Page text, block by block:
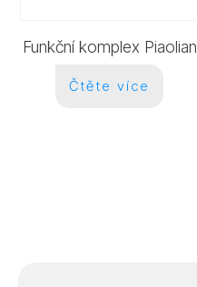
Funkční komplex Piaolian
Čtěte více